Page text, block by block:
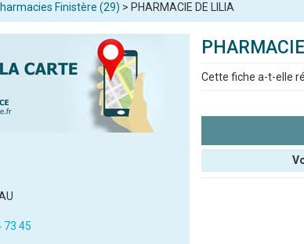
Finistère (29) > PHARMACIE DE LILIA
73 45
Cette fiche a-t-elle